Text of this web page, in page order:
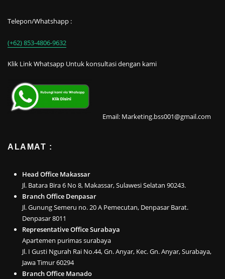
Telepon/Whatshapp :
(+62) 853-4806-9632
Klik Link Whatsapp Untuk konsultasi dengan kami
Email: Marketing.bss001@gmail.com
ALAMAT :
Head Office Makassar
Jl. Batara Bira 6 No 8, Makassar, Sulawesi Selatan 90243.
Branch Office Denpasar
Jl. Gunung Semeru no. 20 A Pemecutan, Denpasar Barat.
Denpasar 8011
Representative Office Surabaya
Apartemen purimas surabaya
Jl. I Gusti Ngurah Rai No.44, Gn. Anyar, Kec. Gn. Anyar, Surabaya,
Jawa Timur 60294
Branch Office Manado